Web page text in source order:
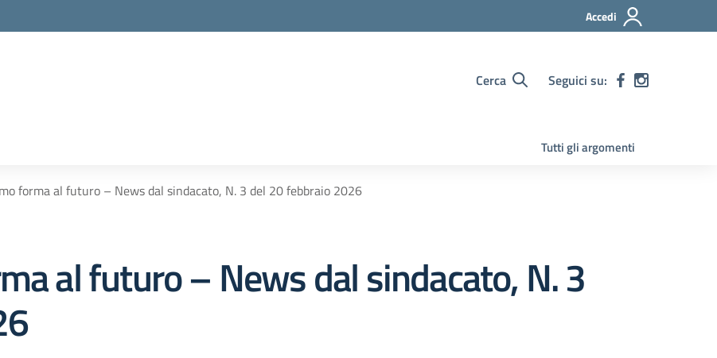
Accedi
Cerca Seguici su:
Tutti gli argomenti
forma al futuro – News dal sindacato, N. 3 del 20 febbraio 2026
al futuro – News dal sindacato, N. 3